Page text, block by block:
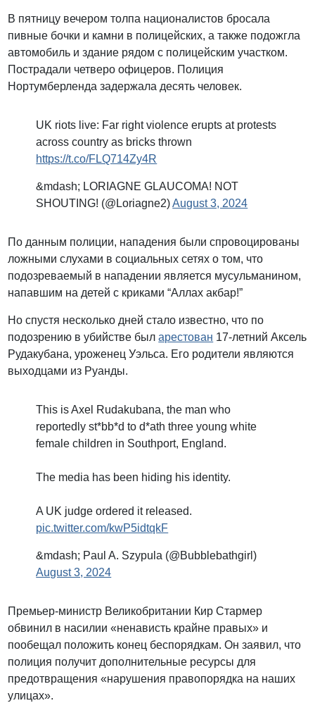
В пятницу вечером толпа националистов бросала
пивные бочки и камни в полицейских, а также подожгла
автомобиль и здание рядом с полицейским участком.
Пострадали четверо офицеров. Полиция
Нортумберленда задержала десять человек.
UK riots live: Far right violence erupts at protests
across country as bricks thrown
https://t.co/FLQ714Zy4R
&mdash; LORIAGNE GLAUCOMA! NOT
SHOUTING! (@Loriagne2)August 3, 2024
По данным полиции, нападения были спровоцированы
ложными слухами в социальных сетях о том, что
подозреваемый в нападении является мусульманином,
напавшим на детей с криками “Аллах акбар!”
Но спустя несколько дней стало известно, что по
подозрению в убийстве быларестован 17-летний Аксель
Рудакубана, уроженец Уэльса. Его родители являются
выходцами из Руанды.
This is Axel Rudakubana, the man who
reportedly st*bb*d to d*ath three young white
female children in Southport, England.
The media has been hiding his identity.
A UK judge ordered it released.
pic.twitter.com/kwP5idtqkF
&mdash; Paul A. Szypula (@Bubblebathgirl)
August 3, 2024
Премьер-министр Великобритании Кир Стармер
обвинил в насилии «ненависть крайне правых» и
пообещал положить конец беспорядкам. Он заявил, что
полиция получит дополнительные ресурсы для
предотвращения «нарушения правопорядка на наших
улицах».